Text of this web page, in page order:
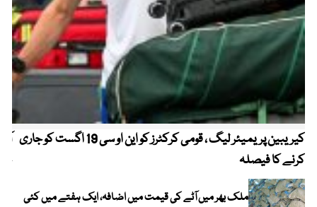
کیریبین پریمیئر لیگ ، قومی کرکٹرز کو این او سی 19 اگست کو جاری
کرنے کا فیصلہ
ملک بھر میں آٹے کی قیمت میں اضافہ، ایک ہفتے میں کئی